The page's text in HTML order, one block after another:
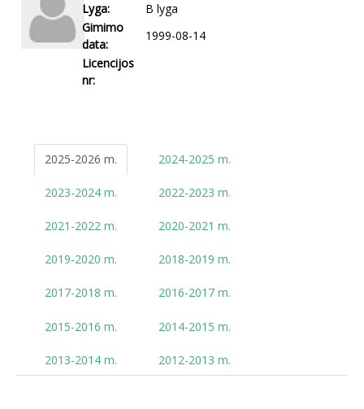
Lyga:
B lyga
Gimimo
data:
1999-08-14
Licencijos
nr:
2025-2026 m. 2024-2025 m.
2023-2024 m. 2022-2023 m.
2021-2022 m. 2020-2021 m.
2019-2020 m. 2018-2019 m.
2017-2018 m. 2016-2017 m.
2015-2016 m. 2014-2015 m.
2013-2014 m. 2012-2013 m.